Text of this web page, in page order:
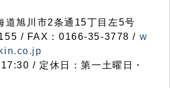
旭川市2条通15丁目左5号
/ FAX：0166-35-3778 / w
/ 定休日：第一土曜日・